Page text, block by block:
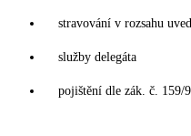
stravování v rozsahu
služby delegáta
pojištění dle zák. č. 159/